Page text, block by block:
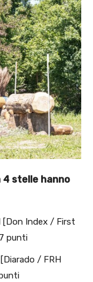
stelle hanno
[Don Index / First
punti
/ FRH